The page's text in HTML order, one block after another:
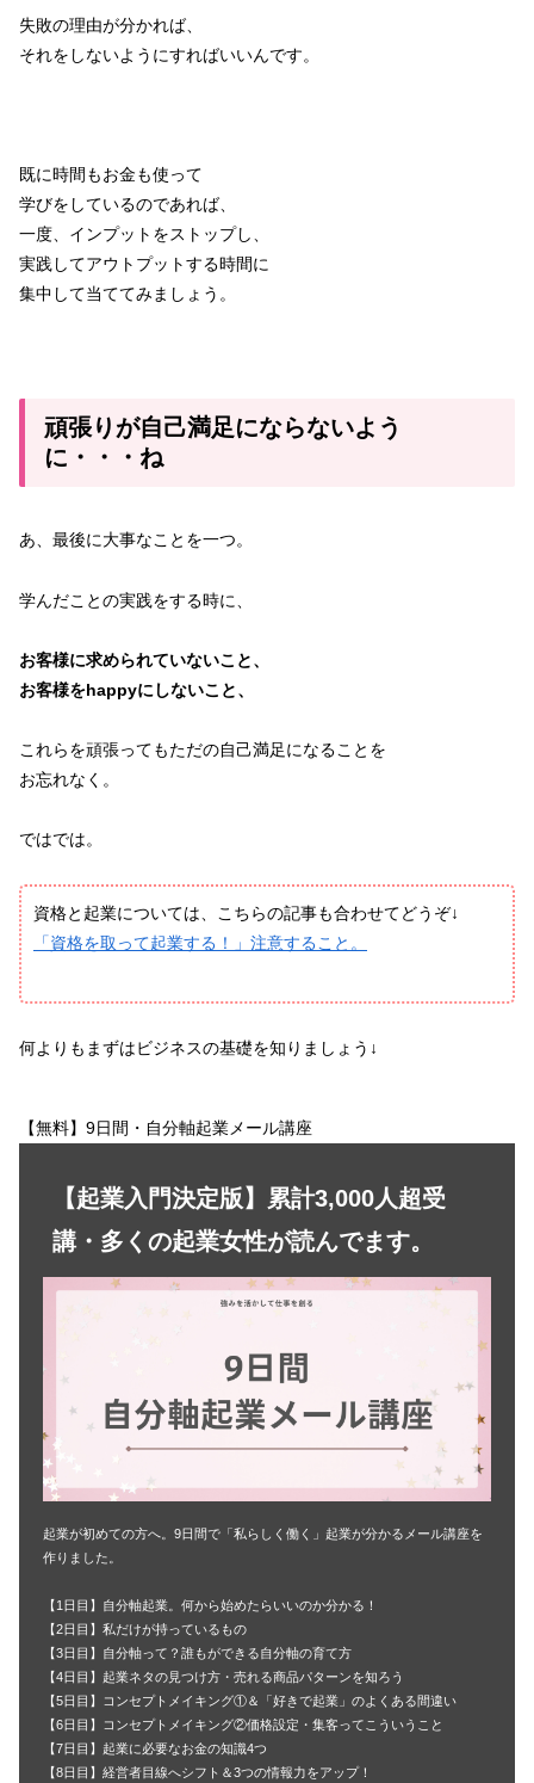
失敗の理由が分かれば、
それをしないようにすればいいんです。
既に時間もお金も使って
学びをしているのであれば、
一度、インプットをストップし、
実践してアウトプットする時間に
集中して当ててみましょう。
頑張りが自己満足にならないよう
に・・・ね
あ、最後に大事なことを一つ。
学んだことの実践をする時に、
お客様に求められていないこと、
お客様をhappyにしないこと、
これらを頑張ってもただの自己満足になることを
お忘れなく。
ではでは。
資格と起業については、こちらの記事も合わせてどうぞ↓
「資格を取って起業する！」注意すること。
何よりもまずはビジネスの基礎を知りましょう↓
【無料】9日間・自分軸起業メール講座
【起業入門決定版】累計3,000人超受
講・多くの起業女性が読んでます。
起業が初めての方へ。9日間で「私らしく働く」起業が分かるメール講座を
作りました。
【1日目】自分軸起業。何から始めたらいいのか分かる！
【2日目】私だけが持っているもの
【3日目】自分軸って？誰もができる自分軸の育て方
【4日目】起業ネタの見つけ方・売れる商品パターンを知ろう
【5日目】コンセプトメイキング①＆「好きで起業」のよくある間違い
【6日目】コンセプトメイキング②価格設定・集客ってこういうこと
【7日目】起業に必要なお金の知識4つ
【8日目】経営者目線へシフト＆3つの情報力をアップ！